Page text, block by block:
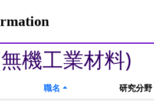
機工業材料)
職名
研究分